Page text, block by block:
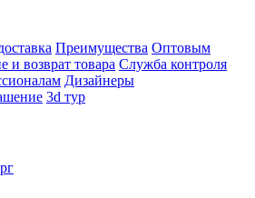
Преимущества Оптовым
и возврат товара Служба контроля
Дизайнеры
3d тур